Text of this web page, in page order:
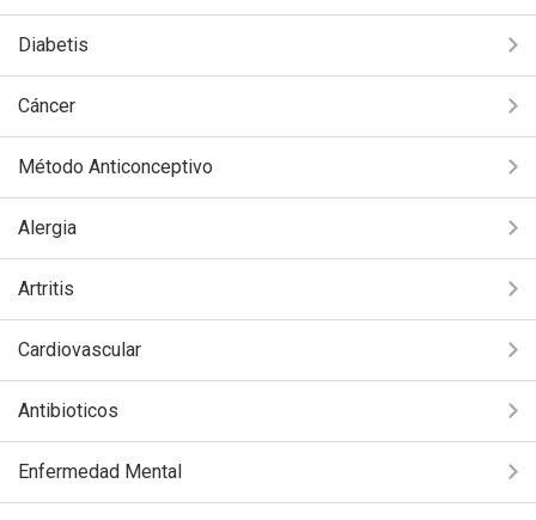
Diabetis
Cáncer
Método Anticonceptivo
Alergia
Artritis
Cardiovascular
Antibioticos
Enfermedad Mental